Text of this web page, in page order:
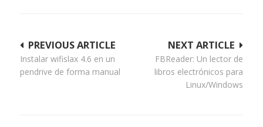
Navegación
de
NEXT ARTICLE
FBReader: Un lector de
libros electrónicos para
Linux/Windows
PREVIOUS ARTICLE
Instalar wifislax 4.6 en un
pendrive de forma manual